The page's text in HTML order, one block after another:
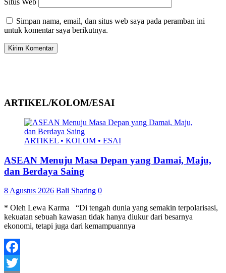
Situs Web
Simpan nama, email, dan situs web saya pada peramban ini
untuk komentar saya berikutnya.
ARTIKEL/KOLOM/ESAI
ARTIKEL • KOLOM • ESAI
ASEAN Menuju Masa Depan yang Damai, Maju,
dan Berdaya Saing
8 Agustus 2026 Bali Sharing 0
* Oleh Lewa Karma “Di tengah dunia yang semakin terpolarisasi,
kekuatan sebuah kawasan tidak hanya diukur dari besarnya
ekonomi, tetapi juga dari kemampuannya
Facebook